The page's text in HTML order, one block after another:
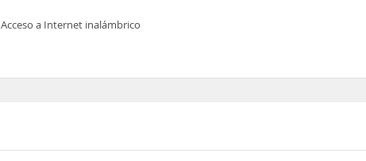
Acceso a Internet inalámbrico